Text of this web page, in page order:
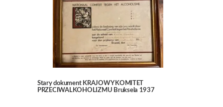
Stary dokument KRAJOWY KOMITET
PRZECIWALKOHOLIZMU Bruksela 1937